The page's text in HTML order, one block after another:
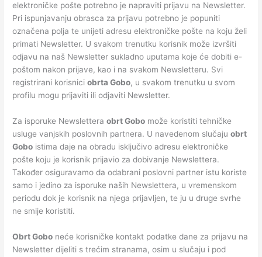
elektroničke pošte potrebno je napraviti prijavu na Newsletter.
Pri ispunjavanju obrasca za prijavu potrebno je popuniti
označena polja te unijeti adresu elektroničke pošte na koju želi
primati Newsletter. U svakom trenutku korisnik može izvršiti
odjavu na naš Newsletter sukladno uputama koje će dobiti e-
poštom nakon prijave, kao i na svakom Newsletteru. Svi
registrirani korisniciobrta Gobo, u svakom trenutku u svom
profilu mogu prijaviti ili odjaviti Newsletter.
Za isporuke Newsletteraobrt Gobo može koristiti tehničke
usluge vanjskih poslovnih partnera. U navedenom slučajuobrt
Gobo istima daje na obradu isključivo adresu elektroničke
pošte koju je korisnik prijavio za dobivanje Newslettera.
Također osiguravamo da odabrani poslovni partner istu koriste
samo i jedino za isporuke naših Newslettera, u vremenskom
periodu dok je korisnik na njega prijavljen, te ju u druge svrhe
ne smije koristiti.
Obrt Gobo neće korisničke kontakt podatke dane za prijavu na
Newsletter dijeliti s trećim stranama, osim u slučaju i pod